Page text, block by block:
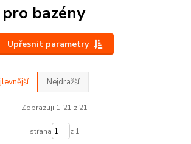
bazény
Upřesnit parametry
Nejdražší
Zobrazuji 1-21 z 21
strana z 1